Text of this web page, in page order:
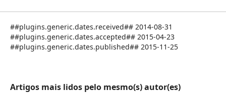
##plugins.generic.dates.received## 2014-08-31
##plugins.generic.dates.accepted## 2015-04-23
##plugins.generic.dates.published## 2015-11-25
Artigos mais lidos pelo mesmo(s) autor(es)